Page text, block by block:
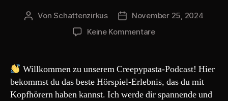
Beitragsautor
VonSchattenzirkus Beitragsdatum
November 25, 2024
Keine Kommentarezu
„Omas
Willkommen zu unserem Creepypasta-Podcast! Hier
bekommst du das beste Hörspiel-Erlebnis, das du mit
Kopfhörern haben kannst. Ich werde dir spannende und